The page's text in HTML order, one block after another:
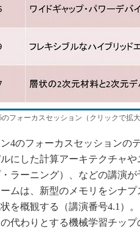
フォーカスセッション（クリックで拡大
4のフォーカスセッションの
にした計算アーキテクチャ
・ラーニング）、などの講演
ムは、新型のメモリをシナ
を概観する（講演番号4.1）
代わりとする機械学習チッ